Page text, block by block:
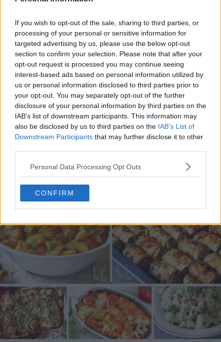
If you wish to opt-out of the sale, sharing to third parties, or
processing of your personal or sensitive information for
targeted advertising by us, please use the below opt-out
section to confirm your selection. Please note that after your
opt-out request is processed you may continue seeing
interest-based ads based on personal information utilized by
us or personal information disclosed to third parties prior to
your opt-out. You may separately opt-out of the further
disclosure of your personal information by third parties on the
IAB’s list of downstream participants. This information may
also be disclosed by us to third parties on the IAB’s List of
Downstream Participants that may further disclose it to other
Personal Data Processing Opt Outs
CONFIRM
20 de rețete de salate de vară fără prelucrare termică
06.08.2026